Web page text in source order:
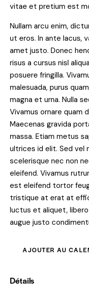
vitae et pretium est
Nullam arcu enim,
ut eros. In ante lacus,
amet justo. Donec
risus a cursus nisl
posuere fringilla.
malesuada, purus
magna et urna. Nulla
Vivamus ornare quam
Maecenas gravida
massa. Etiam metus
ultrices id elit. Sed vel
scelerisque nec non
eleifend. Vivamus
est eleifend tortor
tristique at erat at
luctus et aliquet,
augue justo
AJOUTER AU
Détails